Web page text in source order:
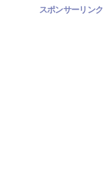
スポンサーリンク